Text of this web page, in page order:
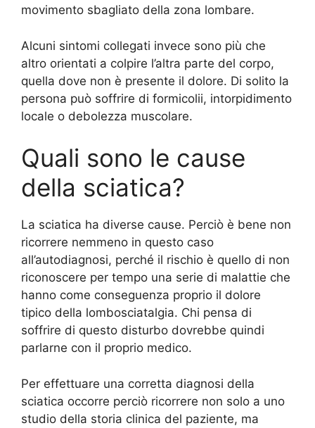
movimento sbagliato della zona lombare.
Alcuni sintomi collegati invece sono più che
altro orientati a colpire l’altra parte del corpo,
quella dove non è presente il dolore. Di solito la
persona può soffrire di formicolii, intorpidimento
locale o debolezza muscolare.
Quali sono le cause
della sciatica?
La sciatica ha diverse cause. Perciò è bene non
ricorrere nemmeno in questo caso
all’autodiagnosi, perché il rischio è quello di non
riconoscere per tempo una serie di malattie che
hanno come conseguenza proprio il dolore
tipico della lombosciatalgia. Chi pensa di
soffrire di questo disturbo dovrebbe quindi
parlarne con il proprio medico.
Per effettuare una corretta diagnosi della
sciatica occorre perciò ricorrere non solo a uno
studio della storia clinica del paziente, ma